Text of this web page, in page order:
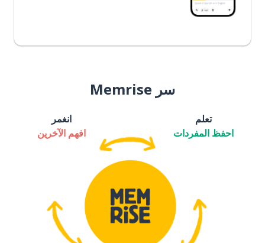
سر Memrise
تعلم
احفظ المفردات
انغمر
افهم الآخرين